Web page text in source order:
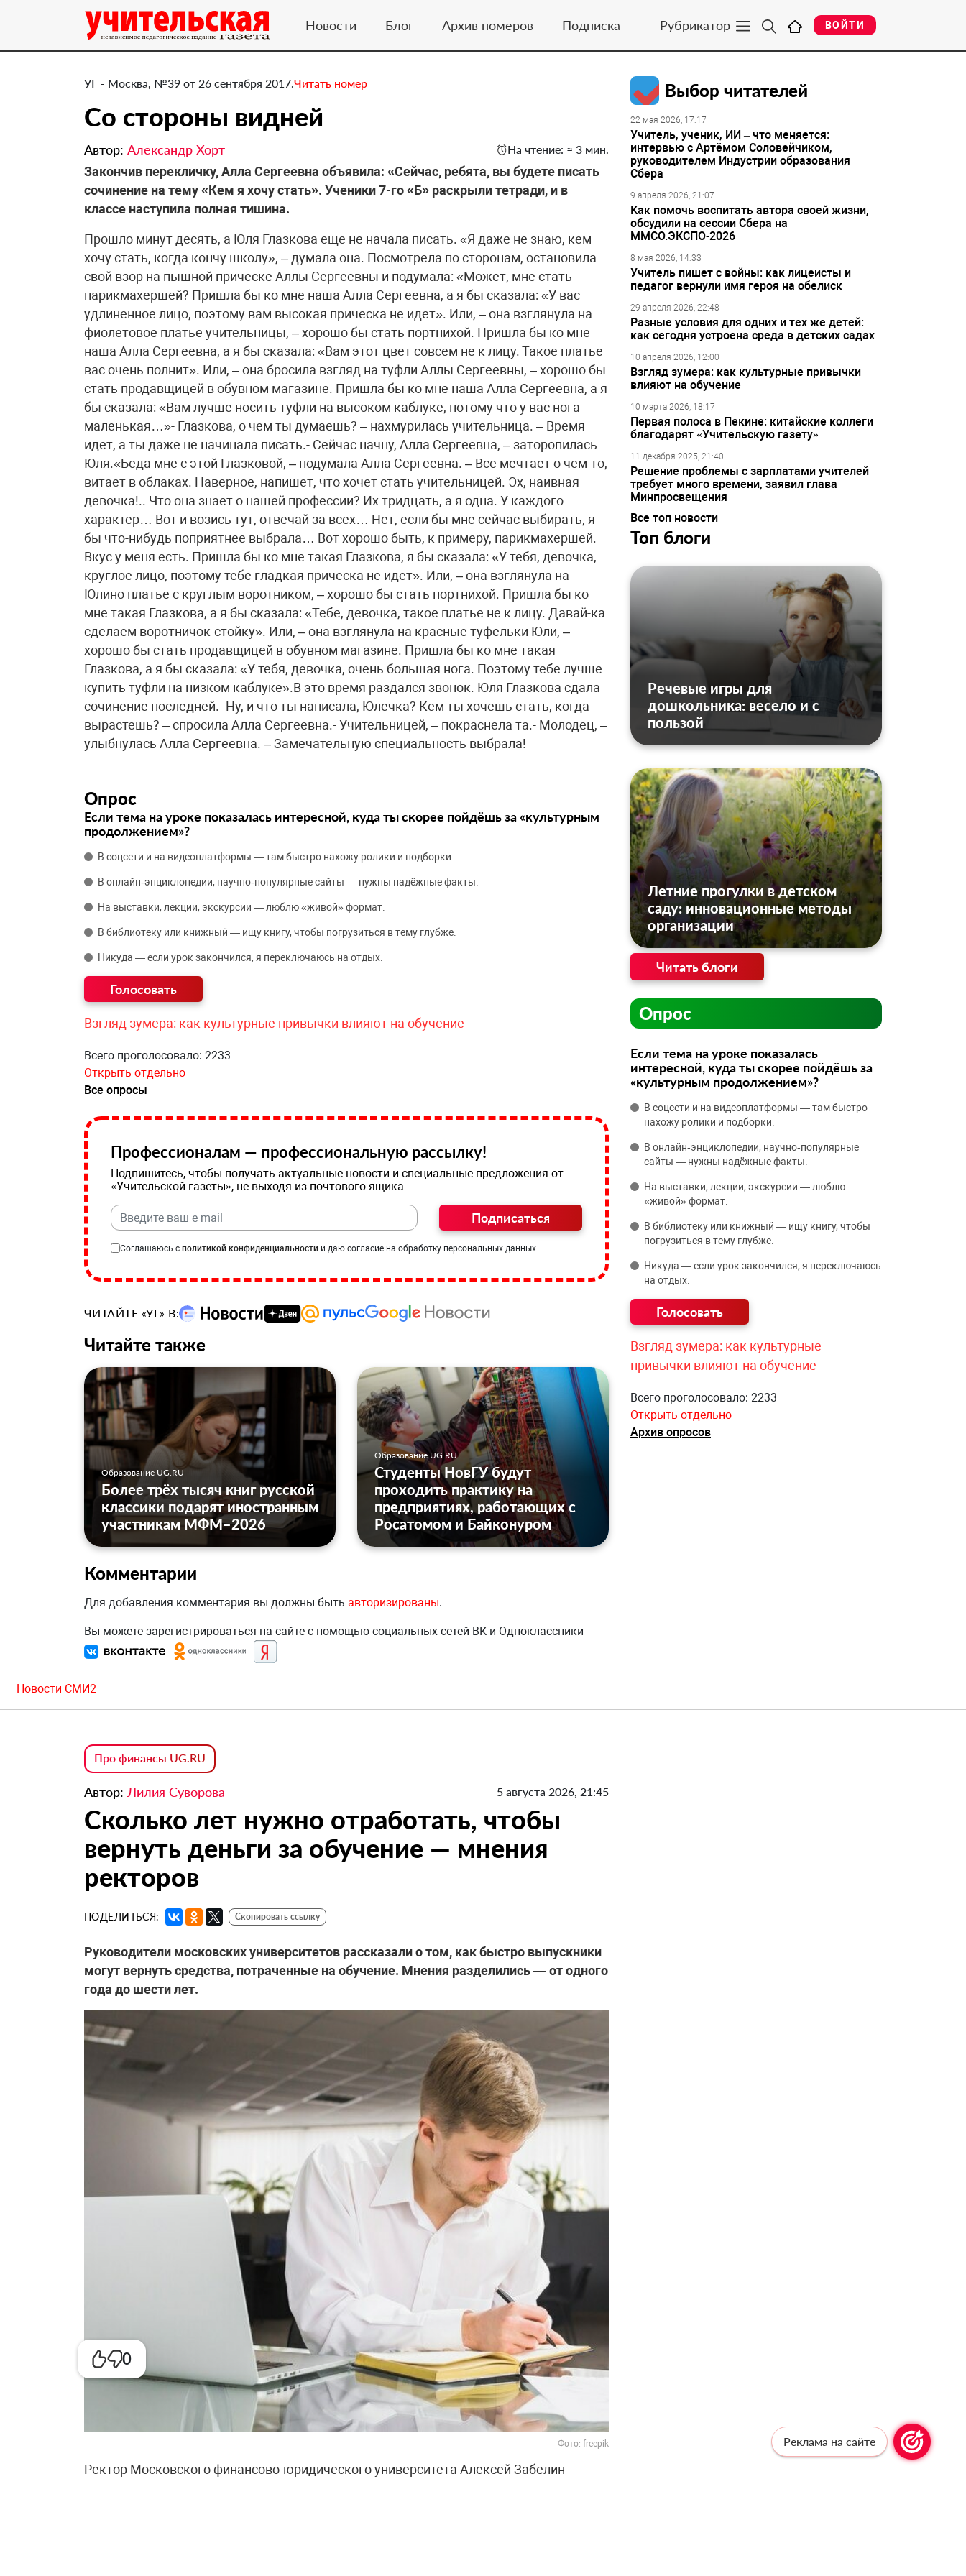
Новости Блог Архив номеров Подписка Рубрикатор ВОЙТИ
0
УГ - Москва, №39 от 26 сентября 2017.Читать номер
​Со стороны видней
Автор: Александр Хорт На чтение: ≈ 3 мин.
Закончив перекличку, Алла Сергеевна объявила: «Сейчас, ребята, вы будете писать
сочинение на тему «Кем я хочу стать». Ученики 7-го «Б» раскрыли тетради, и в
классе наступила полная тишина.
Прошло минут десять, а Юля Глазкова еще не начала писать. «Я даже не знаю, кем
хочу стать, когда кончу школу», – думала она. Посмотрела по сторонам, остановила
свой взор на пышной прическе Аллы Сергеевны и подумала: «Может, мне стать
парикмахершей? Пришла бы ко мне наша Алла Сергеевна, а я бы сказала: «У вас
удлиненное лицо, поэтому вам высокая прическа не идет». Или, – она взглянула на
фиолетовое платье учительницы, – хорошо бы стать портнихой. Пришла бы ко мне
наша Алла Сергеевна, а я бы сказала: «Вам этот цвет совсем не к лицу. Такое платье
вас очень полнит». Или, – она бросила взгляд на туфли Аллы Сергеевны, – хорошо бы
стать продавщицей в обувном магазине. Пришла бы ко мне наша Алла Сергеевна, а я
бы сказала: «Вам лучше носить туфли на высоком каблуке, потому что у вас нога
маленькая…»- Глазкова, о чем ты думаешь? – нахмурилась учительница. – Время
идет, а ты даже не начинала писать.- Сейчас начну, Алла Сергеевна, – заторопилась
Юля.«Беда мне с этой Глазковой, – подумала Алла Сергеевна. – Все мечтает о чем-то,
витает в облаках. Наверное, напишет, что хочет стать учительницей. Эх, наивная
девочка!.. Что она знает о нашей профессии? Их тридцать, а я одна. У каждого
характер… Вот и возись тут, отвечай за всех… Нет, если бы мне сейчас выбирать, я
бы что-нибудь поприятнее выбрала… Вот хорошо быть, к примеру, парикмахершей.
Вкус у меня есть. Пришла бы ко мне такая Глазкова, я бы сказала: «У тебя, девочка,
круглое лицо, поэтому тебе гладкая прическа не идет». Или, – она взглянула на
Юлино платье с круглым воротником, – хорошо бы стать портнихой. Пришла бы ко
мне такая Глазкова, а я бы сказала: «Тебе, девочка, такое платье не к лицу. Давай-ка
сделаем воротничок-стойку». Или, – она взглянула на красные туфельки Юли, –
хорошо бы стать продавщицей в обувном магазине. Пришла бы ко мне такая
Глазкова, а я бы сказала: «У тебя, девочка, очень большая нога. Поэтому тебе лучше
купить туфли на низком каблуке».В это время раздался звонок. Юля Глазкова сдала
сочинение последней.- Ну, и что ты написала, Юлечка? Кем ты хочешь стать, когда
вырастешь? – спросила Алла Сергеевна.- Учительницей, – покраснела та.- Молодец, –
улыбнулась Алла Сергеевна. – Замечательную специальность выбрала!
Опрос
Если тема на уроке показалась интересной, куда ты скорее пойдёшь за «культурным
продолжением»?
В соцсети и на видеоплатформы — там быстро нахожу ролики и подборки.
В онлайн‑энциклопедии, научно‑популярные сайты — нужны надёжные факты.
На выставки, лекции, экскурсии — люблю «живой» формат.
В библиотеку или книжный — ищу книгу, чтобы погрузиться в тему глубже.
Никуда — если урок закончился, я переключаюсь на отдых.
Взгляд зумера: как культурные привычки влияют на обучение
Всего проголосовало: 2233
Открыть отдельно
Все опросы
Профессионалам — профессиональную рассылку!
Подпишитесь, чтобы получать актуальные новости и специальные предложения от
«Учительской газеты», не выходя из почтового ящика
Подписаться
Соглашаюсь с политикой конфиденциальности и даю согласие на обработку персональных данных
ЧИТАЙТЕ «УГ» В:
Читайте также
Образование UG.RU
Более трёх тысяч книг русской
классики подарят иностранным
участникам МФМ–2026
Образование UG.RU
Студенты НовГУ будут
проходить практику на
предприятиях, работающих с
Росатомом и Байконуром
Комментарии
Для добавления комментария вы должны быть авторизированы.
Вы можете зарегистрироваться на сайте с помощью социальных сетей ВК и Одноклассники
Выбор читателей
22 мая 2026, 17:17
Учитель, ученик, ИИ – что меняется:
интервью с Артёмом Соловейчиком,
руководителем Индустрии образования
Сбера
9 апреля 2026, 21:07
Как помочь воспитать автора своей жизни,
обсудили на сессии Сбера на
ММСО.ЭКСПО-2026
8 мая 2026, 14:33
Учитель пишет с войны: как лицеисты и
педагог вернули имя героя на обелиск
29 апреля 2026, 22:48
Разные условия для одних и тех же детей:
как сегодня устроена среда в детских садах
10 апреля 2026, 12:00
Взгляд зумера: как культурные привычки
влияют на обучение
10 марта 2026, 18:17
Первая полоса в Пекине: китайские коллеги
благодарят «Учительскую газету»
11 декабря 2025, 21:40
Решение проблемы с зарплатами учителей
требует много времени, заявил глава
Минпросвещения
Все топ новости
Топ блоги
Речевые игры для
дошкольника: весело и с
пользой
Летние прогулки в детском
саду: инновационные методы
организации
Читать блоги
Опрос
Если тема на уроке показалась
интересной, куда ты скорее пойдёшь за
«культурным продолжением»?
В соцсети и на видеоплатформы — там быстро
нахожу ролики и подборки.
В онлайн‑энциклопедии, научно‑популярные
сайты — нужны надёжные факты.
На выставки, лекции, экскурсии — люблю
«живой» формат.
В библиотеку или книжный — ищу книгу, чтобы
погрузиться в тему глубже.
Никуда — если урок закончился, я переключаюсь
на отдых.
Взгляд зумера: как культурные
привычки влияют на обучение
Всего проголосовало: 2233
Открыть отдельно
Архив опросов
Новости СМИ2
Про финансы UG.RU
Автор: Лилия Суворова 5 августа 2026, 21:45
Сколько лет нужно отработать, чтобы
вернуть деньги за обучение — мнения
ректоров
ПОДЕЛИТЬСЯ: Скопировать ссылку
Руководители московских университетов рассказали о том, как быстро выпускники
могут вернуть средства, потраченные на обучение. Мнения разделились — от одного
года до шести лет.
Фото: freepik
Ректор Московского финансово-юридического университета Алексей Забелин
Реклама на сайте